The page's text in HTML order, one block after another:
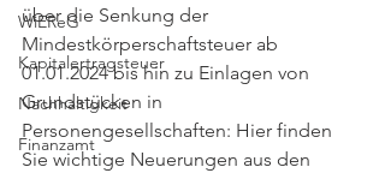
WiEReG
Kapitalertragsteuer
Nachhaltigkeit
Finanzamt
über die Senkung der
Mindestkörperschaftsteuer ab
01.01.2024 bis hin zu Einlagen von
Grundstücken in
Personengesellschaften: Hier finden
Sie wichtige Neuerungen aus den